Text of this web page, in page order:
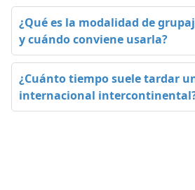
¿Qué es la modalidad de
y cuándo conviene usarla?
¿Cuánto tiempo suele tardar
internacional